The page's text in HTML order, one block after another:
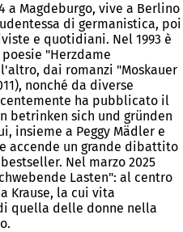
a Magdeburgo, vive a Berlino
di germanistica, poi
e quotidiani. Nel 1993 è
"Herzdame
dai romanzi "Moskauer
nonché da diverse
ha pubblicato il
betrinken sich und gründen
insieme a Peggy Mädler e
accende un grande dibattito
Nel marzo 2025
Lasten": al centro
Krause, la cui vita
quella delle donne nella